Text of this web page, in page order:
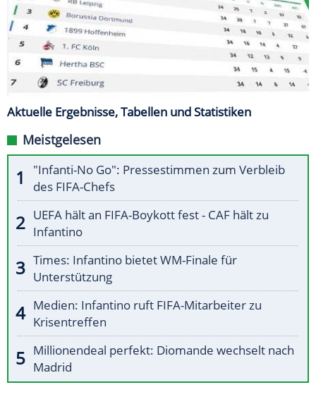
Aktuelle Ergebnisse, Tabellen und Statistiken
Meistgelesen
"Infanti-No Go": Pressestimmen zum Verbleib
des FIFA-Chefs
UEFA hält an FIFA-Boykott fest - CAF hält zu
Infantino
Times: Infantino bietet WM-Finale für
Unterstützung
Medien: Infantino ruft FIFA-Mitarbeiter zu
Krisentreffen
Millionendeal perfekt: Diomande wechselt nach
Madrid